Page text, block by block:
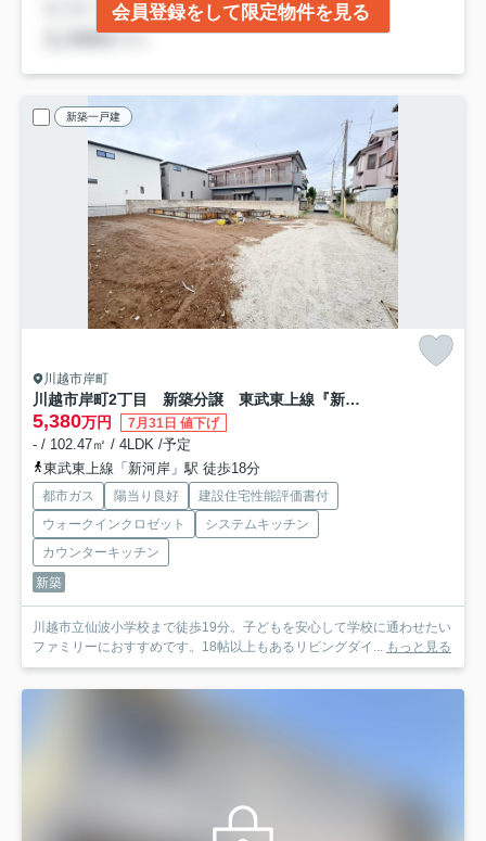
会員登録をして限定物件を見る
新築一戸建
川越市岸町
川越市岸町2丁目 新築分譲 東武東上線『新河岸駅』徒歩18分 【仙波小学区】
5,380万円 7月31日 値下げ
- / 102.47㎡ / 4LDK /予定
東武東上線「新河岸」駅 徒歩18分
都市ガス 陽当り良好
建設住宅性能評価書付
ウォークインクロゼット
システムキッチン
カウンターキッチン
新築
川越市立仙波小学校まで徒歩19分。子どもを安心して学校に通わせたい
ファミリーにおすすめです。18帖以上もあるリビングダイ... もっと見る